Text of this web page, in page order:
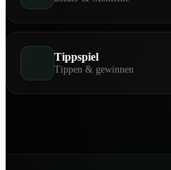
Tippspiel
Tippen & gewinnen